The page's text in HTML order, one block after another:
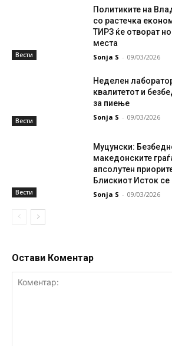
Вести
Политиките на
со растечка
ТИРЗ ќе отворат
места
Sonja S - 09/03/2026
Вести
Неделен
квалитетот и
за пиење
Sonja S - 09/03/2026
Вести
Муцунски:
македонските
апсолутен
Блискиот Исток
Sonja S - 09/03/2026
Остави Коментар